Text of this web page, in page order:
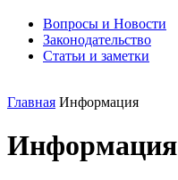
Вопросы и Новости
Законодательство
Статьи и заметки
Главная Информация
Информация